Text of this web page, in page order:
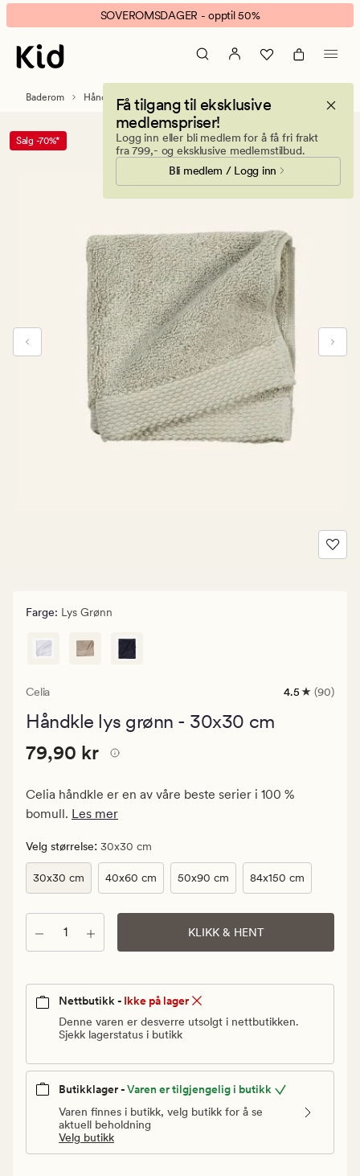
Celia
håndkle
grønn
banner.
Klikk
ESCAPE
pause.
SOVEROMSDAGER - opptil 50%
Få tilgang til eksklusive
medlemspriser!
Logg inn eller bli medlem for å få fri frakt
fra 799,- og eksklusive medlemstilbud.
Bli medlem / Logg inn
Baderom Håndklær og kluter Vaskekluter
Salg -70%*
Farge: Lys Grønn
Celia
90
4.5
4.5 (90)
Håndkle lys grønn - 30x30 cm
Pris
79,90
79,90
kr
Pris 79,90 kr
79,90 kr
Celia håndkle er en av våre beste serier i 100 %
bomull. Les mer
Velg størrelse: 30x30 cm
30x30 cm 40x60 cm 50x90 cm 84x150 cm
Antall KLIKK & HENT
Nettbutikk - Ikke på lager
Denne varen er desverre utsolgt i nettbutikken.
Sjekk lagerstatus i butikk
Butikklager -Varen er tilgjengelig i butikk
Varen finnes i butikk, velg butikk for å se
aktuell beholdning
Velg butikk